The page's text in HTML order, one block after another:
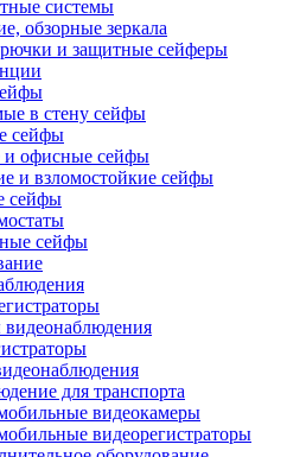
системы
обзорные зеркала
и защитные сейферы
в стену сейфы
сейфы
и офисные сейфы
и взломостойкие сейфы
сейфы
сейфы
для транспорта
видеокамеры
видеорегистраторы